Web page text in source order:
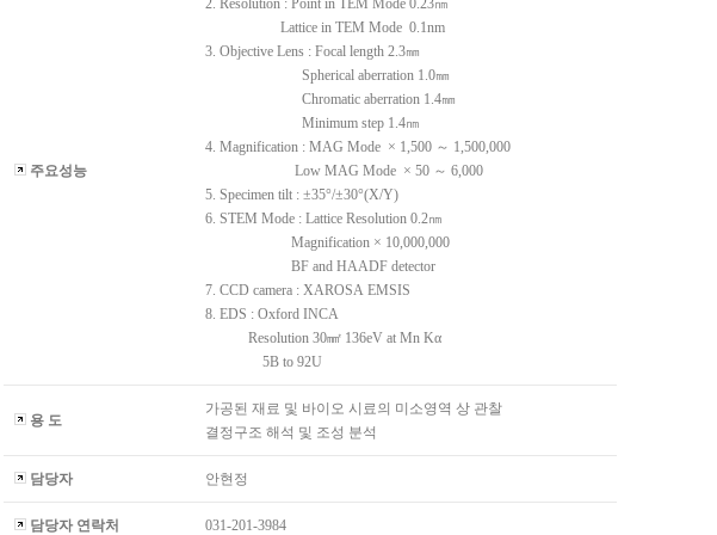
주요성능
2. Resolution : Point in TEM Mode 0.23㎚
Lattice in TEM Mode 0.1nm
3. Objective Lens : Focal length 2.3㎜
Spherical aberration 1.0㎜
Chromatic aberration 1.4㎜
Minimum step 1.4㎚
4. Magnification : MAG Mode × 1,500 ～ 1,500,000
Low MAG Mode × 50 ～ 6,000
5. Specimen tilt : ±35°/±30°(X/Y)
6. STEM Mode : Lattice Resolution 0.2㎚
Magnification × 10,000,000
BF and HAADF detector
7. CCD camera : XAROSA EMSIS
8. EDS : Oxford INCA
Resolution 30㎟ 136eV at Mn Kα
5B to 92U
용 도
가공된 재료 및 바이오 시료의 미소영역 상 관찰
결정구조 해석 및 조성 분석
담당자 안현정
담당자 연락처 031-201-3984